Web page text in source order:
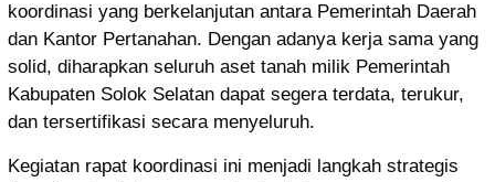
koordinasi yang berkelanjutan antara Pemerintah Daerah
dan Kantor Pertanahan. Dengan adanya kerja sama yang
solid, diharapkan seluruh aset tanah milik Pemerintah
Kabupaten Solok Selatan dapat segera terdata, terukur,
dan tersertifikasi secara menyeluruh.
Kegiatan rapat koordinasi ini menjadi langkah strategis